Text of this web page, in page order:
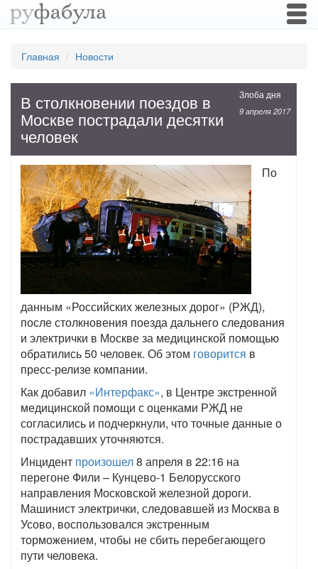
Главная Новости
Злоба дня
9 апреля 2017
В столкновении поездов в
Москве пострадали десятки
человек
По
данным «Российских железных дорог» (РЖД),
после столкновения поезда дальнего следования
и электрички в Москве за медицинской помощью
обратились 50 человек. Об этом говорится в
пресс-релизе компании.
Как добавил «Интерфакс», в Центре экстренной
медицинской помощи с оценками РЖД не
согласились и подчеркнули, что точные данные о
пострадавших уточняются.
Инцидент произошел8 апреля в 22:16 на
перегоне Фили – Кунцево-1 Белорусского
направления Московской железной дороги.
Машинист электрички, следовавшей из Москва в
Усово, воспользовался экстренным
торможением, чтобы не сбить перебегающего
пути человека.